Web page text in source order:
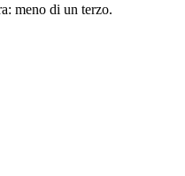
meno di un terzo.